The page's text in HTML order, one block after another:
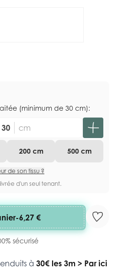
(minimum de 30 cm):
cm
200 cm 500 cm
de son tissu ?
d'un seul tenant.
-6,27 €
sécurisé
à 30€ les 3m > Par ici